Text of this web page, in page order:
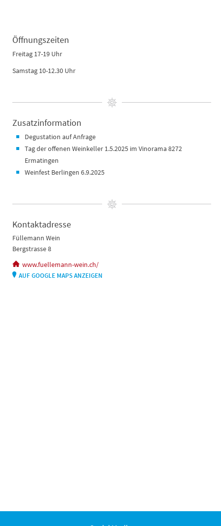
Öffnungszeiten
Freitag 17-19 Uhr
Samstag 10-12.30 Uhr
Zusatzinformation
Degustation auf Anfrage
Tag der offenen Weinkeller 1.5.2025 im Vinorama 8272
Ermatingen
Weinfest Berlingen 6.9.2025
Kontaktadresse
Füllemann Wein
Bergstrasse 8
www.fuellemann-wein.ch/
AUF GOOGLE MAPS ANZEIGEN